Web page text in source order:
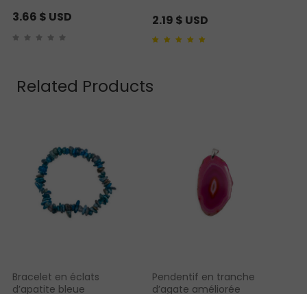
3.66 $ USD 2.19 $ USD
Related Products
Bracelet en éclats
d’apatite bleue
Pendentif en tranche
d’agate améliorée